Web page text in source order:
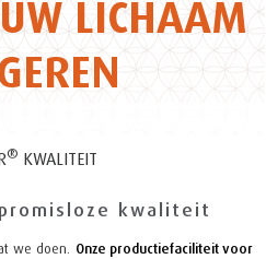
LICHAAM
® KWALITEIT
kwaliteit
we doen. Onze productiefaciliteit voor